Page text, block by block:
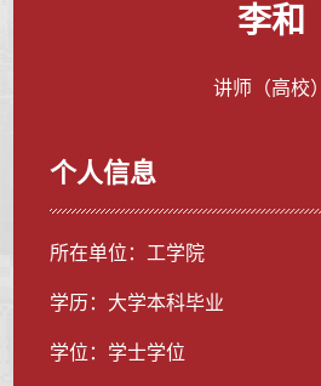
李和
讲师（高校）
个人信息
所在单位：工学院
学历：大学本科毕业
学位：学士学位